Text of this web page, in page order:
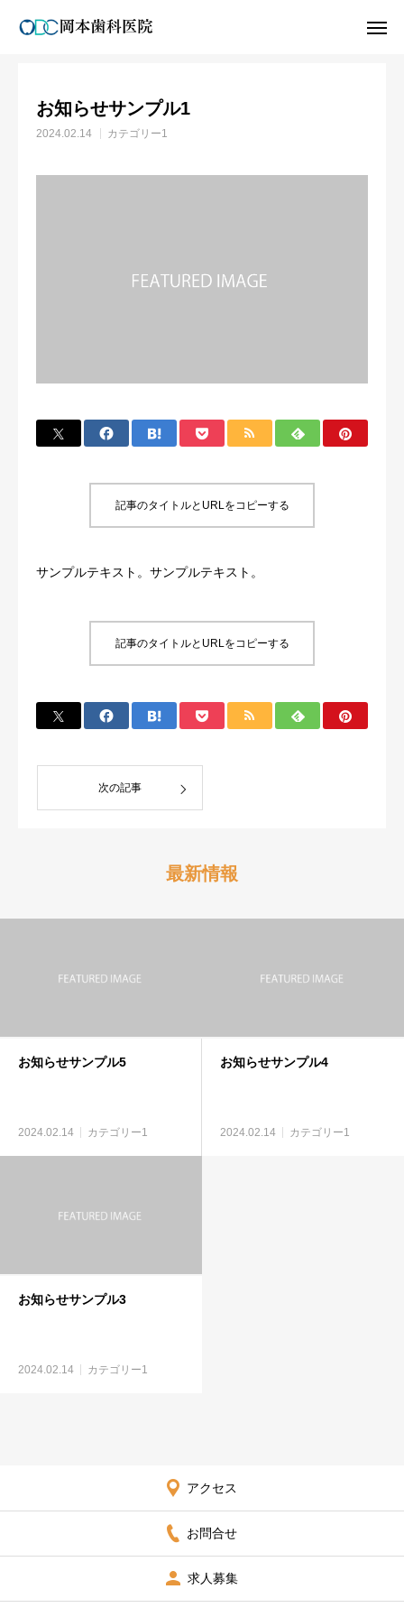
お知らせ カテゴリー1
お知らせサンプル1
2024.02.14 カテゴリー1
記事のタイトルとURLをコピーする
サンプルテキスト。サンプルテキスト。
記事のタイトルとURLをコピーする
次の記事
最新情報
お知らせサンプル5
2024.02.14 カテゴリー1
お知らせサンプル4
2024.02.14 カテゴリー1
お知らせサンプル3
2024.02.14 カテゴリー1
アクセス
お問合せ
求人募集
Web予約